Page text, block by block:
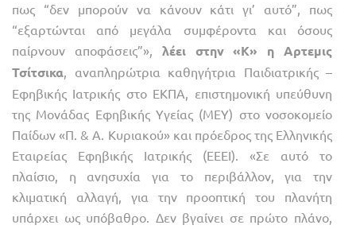
πως “δεν μπορούν να κάνουν κάτι γι’ αυτό”, πως
“εξαρτώνται από μεγάλα συμφέροντα και όσους
παίρνουν αποφάσεις”», λέει στην «Κ» η Aρτεμις
Τσίτσικα, αναπληρώτρια καθηγήτρια Παιδιατρικής –
Εφηβικής Ιατρικής στο ΕΚΠΑ, επιστημονική υπεύθυνη
της Μονάδας Εφηβικής Υγείας (ΜΕΥ) στο νοσοκομείο
Παίδων «Π. & Α. Κυριακού» και πρόεδρος της Ελληνικής
Εταιρείας Εφηβικής Ιατρικής (ΕΕΕΙ). «Σε αυτό το
πλαίσιο, η ανησυχία για το περιβάλλον, για την
κλιματική αλλαγή, για την προοπτική του πλανήτη
υπάρχει ως υπόβαθρο. Δεν βγαίνει σε πρώτο πλάνο,